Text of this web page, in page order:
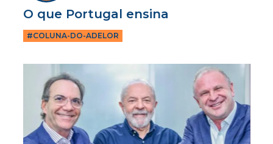
O que Portugal ensina
#COLUNA-DO-ADELOR